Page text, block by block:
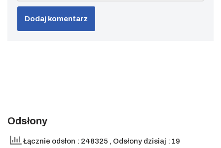
Odsłony
Łącznie odsłon : 248325 , Odsłony dzisiaj : 19